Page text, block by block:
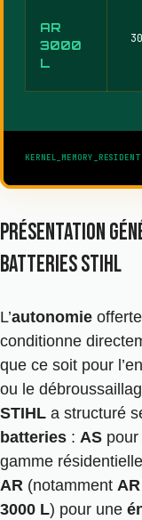
AR
3000
L
Présentation
batteries Stihl
L’autonomie
conditionne
que ce soit pour
ou le
STIHL a structuré
batteries : AS
gamme
AR (notamment
3000 L) pour une